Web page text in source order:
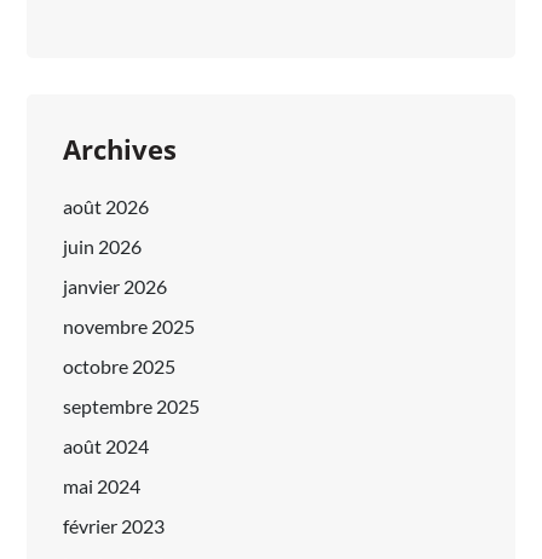
Archives
août 2026
juin 2026
janvier 2026
novembre 2025
octobre 2025
septembre 2025
août 2024
mai 2024
février 2023